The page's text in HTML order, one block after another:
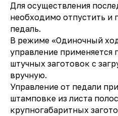
Для осуществления
необходимо отпустить и
педаль.
В режиме «Одиночный
управление применяется
штучных заготовок с
вручную.
Управление от педали
штамповке из листа
крупногабаритных